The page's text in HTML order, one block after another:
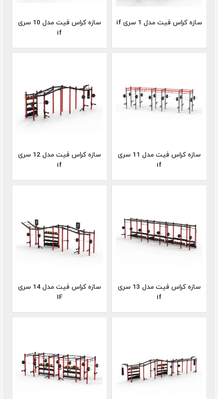
سازه کراس فیت مدل 1 سری if
سازه کراس فیت مدل 10 سری
if
سازه کراس فیت مدل 11 سری
if
سازه کراس فیت مدل 12 سری
if
سازه کراس فیت مدل 13 سری
if
سازه کراس فیت مدل 14 سری
IF